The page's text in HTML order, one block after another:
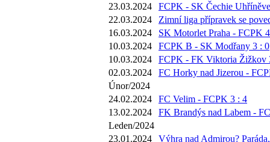
23.03.2024
FCPK - SK Čechie
22.03.2024
Zimní liga přípravek se
16.03.2024
SK Motorlet Praha - FCPK
10.03.2024
FCPK B - SK Modřany 3 : 0
10.03.2024
FCPK - FK Viktoria Žižkov
02.03.2024
FC Horky nad Jizerou -
Únor/2024
24.02.2024
FC Velim - FCPK 3 : 4
13.02.2024
FK Brandýs nad Labem -
Leden/2024
23.01.2024
Výhra nad Admirou?